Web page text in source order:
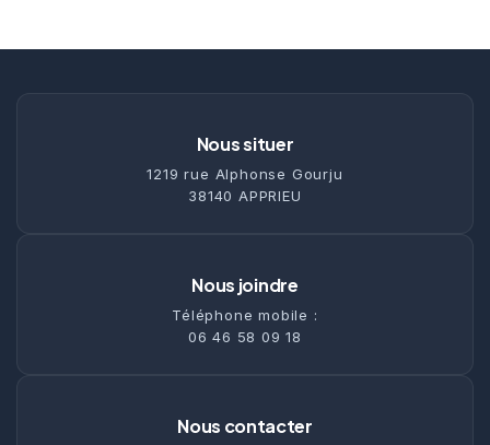
Nous situer
1219 rue Alphonse Gourju
38140 APPRIEU
Nous joindre
Téléphone mobile :
06 46 58 09 18
Nous contacter